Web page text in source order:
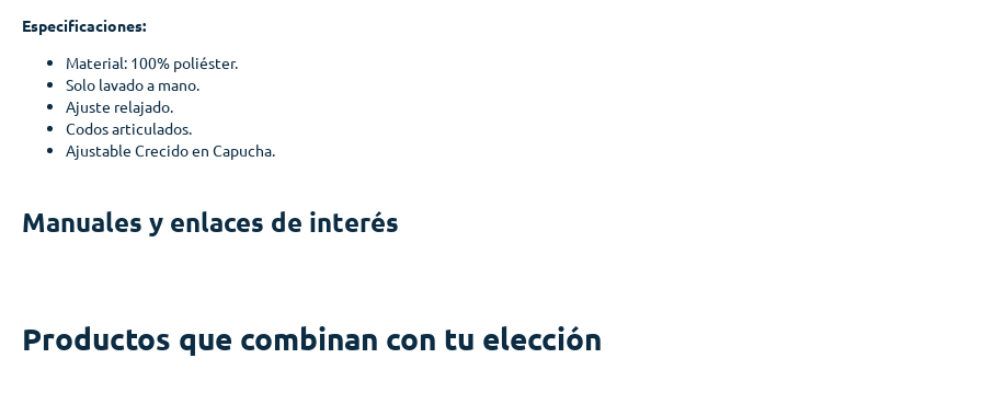
Especificaciones:
Material: 100% poliéster.
Solo lavado a mano.
Ajuste relajado.
Codos articulados.
Ajustable Crecido en Capucha.
Manuales y enlaces de interés
Productos que combinan con tu elección